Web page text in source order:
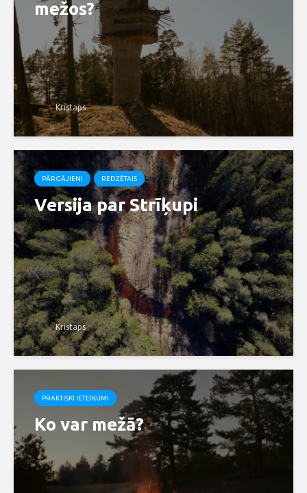
mežos?
Kristaps
PĀRGĀJIENI REDZĒTAIS
Versija par Strīķupi
Kristaps
PRAKTISKI IETEIKUMI
Ko var mežā?